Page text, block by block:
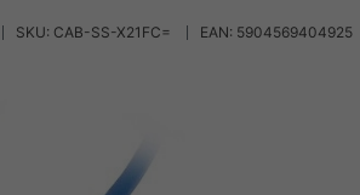
SKU: CAB-SS-X21FC= EAN: 5904569404925